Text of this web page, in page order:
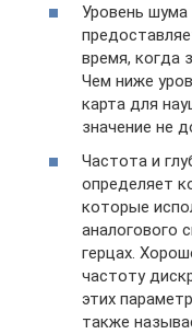
Уровень
время, когда
Чем ниже
карта для
значение не
Частота и
определяет
которые
аналогового
герцах.
частоту
этих
также